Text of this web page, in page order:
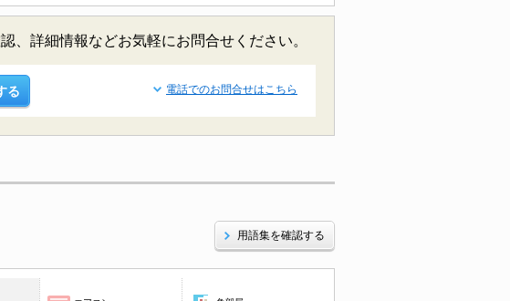
詳細情報などお気軽にお問合せください。
る 電話でのお問合せはこちら
用語集を確認する